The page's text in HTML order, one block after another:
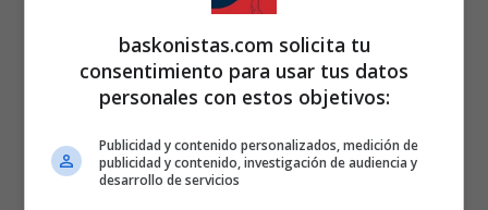
baskonistas.com solicita tu
consentimiento para usar tus datos
personales con estos objetivos:
Publicidad y contenido personalizados, medición de
publicidad y contenido, investigación de audiencia y
desarrollo de servicios